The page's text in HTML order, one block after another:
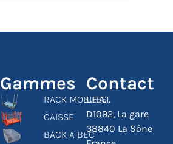
Gammes
RACK MOBILES
CAISSE
BACK A BEC
Contact
L.F.A.I.
D1092, La gare
38840 La Sône